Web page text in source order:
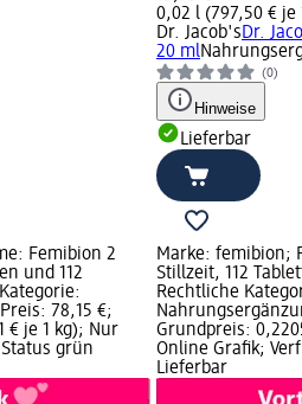
0,02 l (797,50 € je
Dr. Jacob'sDr.
20 ml
(0)
Hinweise
Lieferbar
Femibion 2
und 112
78,15 €;
€ je 1 kg); Nur
grün
Marke: femibion;
Stillzeit, 112
Rechtliche
Grundpreis:
Online Grafik;
Lieferbar